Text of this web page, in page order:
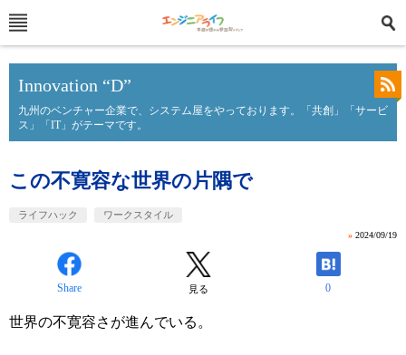
Innovation “D”
九州のベンチャー企業で、システム屋をやっております。「共創」「サービ
ス」「IT」がテーマです。
この不寛容な世界の片隅で
ライフハック ワークスタイル
» 2024/09/19
Share 見る 0
世界の不寛容さが進んでいる。